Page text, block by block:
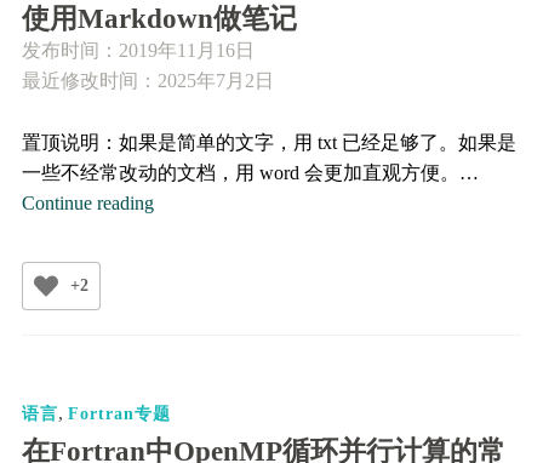
使用Markdown做笔记
发布时间： 2019年11月16日
最近修改时间：2025年7月2日
置顶说明：如果是简单的文字，用 txt 已经足够了。如果是
一些不经常改动的文档，用 word 会更加直观方便。…
Continue reading使
+2
语言, Fortran专题
在Fortran中OpenMP循环并行计算的常